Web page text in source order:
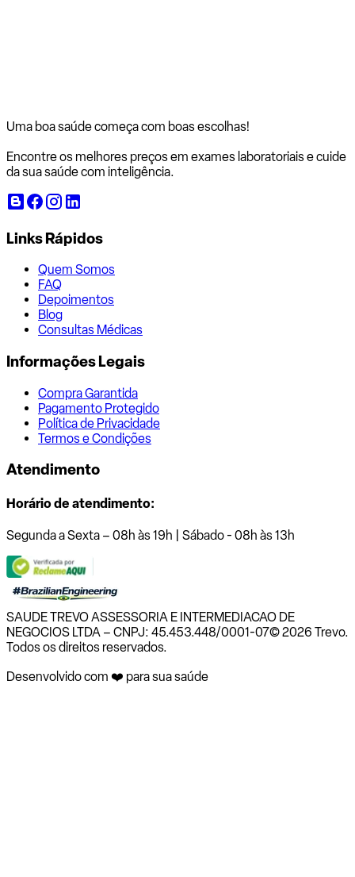
Uma boa saúde começa com boas escolhas!
Encontre os melhores preços em exames laboratoriais e cuide
da sua saúde com inteligência.
Links Rápidos
Quem Somos
FAQ
Depoimentos
Blog
Consultas Médicas
Informações Legais
Compra Garantida
Pagamento Protegido
Política de Privacidade
Termos e Condições
Atendimento
Horário de atendimento:
Segunda a Sexta – 08h às 19h | Sábado - 08h às 13h
SAUDE TREVO ASSESSORIA E INTERMEDIACAO DE
NEGOCIOS LTDA – CNPJ: 45.453.448/0001-07© 2026 Trevo.
Todos os direitos reservados.
Desenvolvido com ❤️ para sua saúde